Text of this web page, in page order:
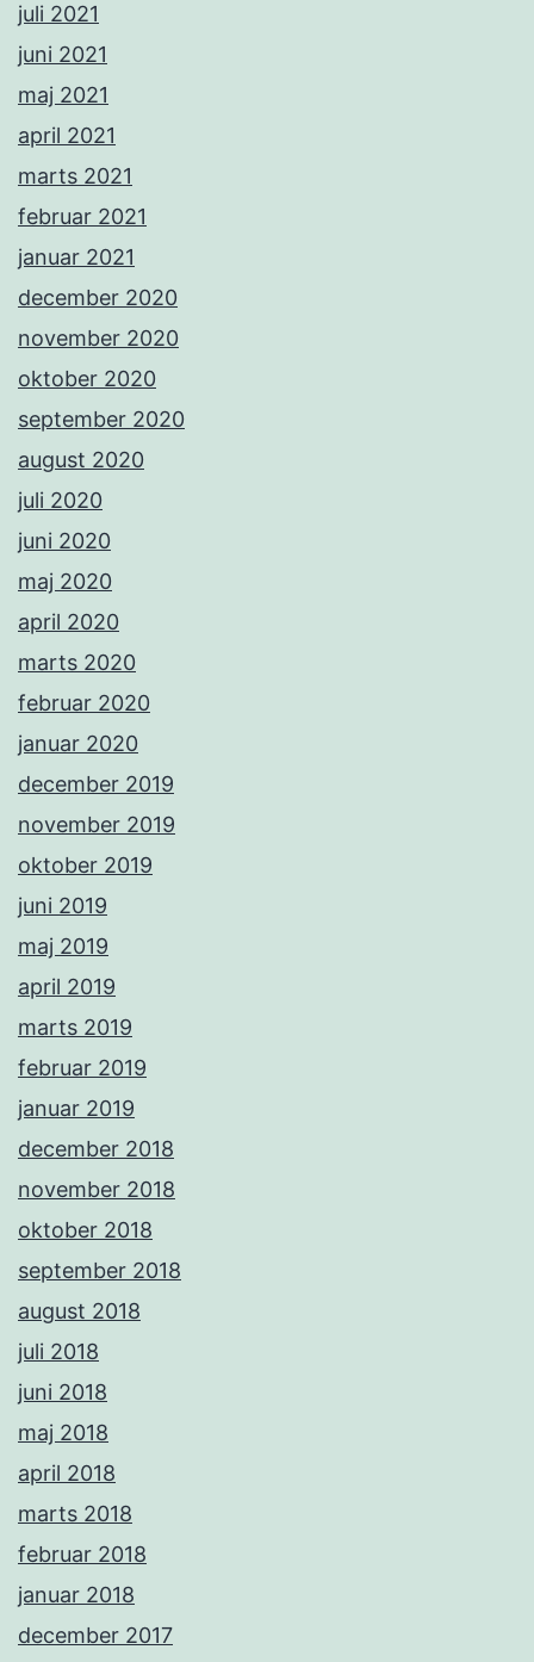
juli 2021
juni 2021
maj 2021
april 2021
marts 2021
februar 2021
januar 2021
december 2020
november 2020
oktober 2020
september 2020
august 2020
juli 2020
juni 2020
maj 2020
april 2020
marts 2020
februar 2020
januar 2020
december 2019
november 2019
oktober 2019
juni 2019
maj 2019
april 2019
marts 2019
februar 2019
januar 2019
december 2018
november 2018
oktober 2018
september 2018
august 2018
juli 2018
juni 2018
maj 2018
april 2018
marts 2018
februar 2018
januar 2018
december 2017